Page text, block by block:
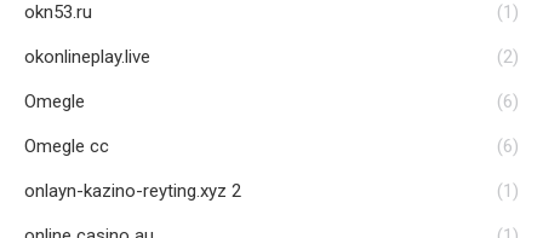
okn53.ru (1)
okonlineplay.live (2)
Omegle (6)
Omegle cc (6)
onlayn-kazino-reyting.xyz 2 (1)